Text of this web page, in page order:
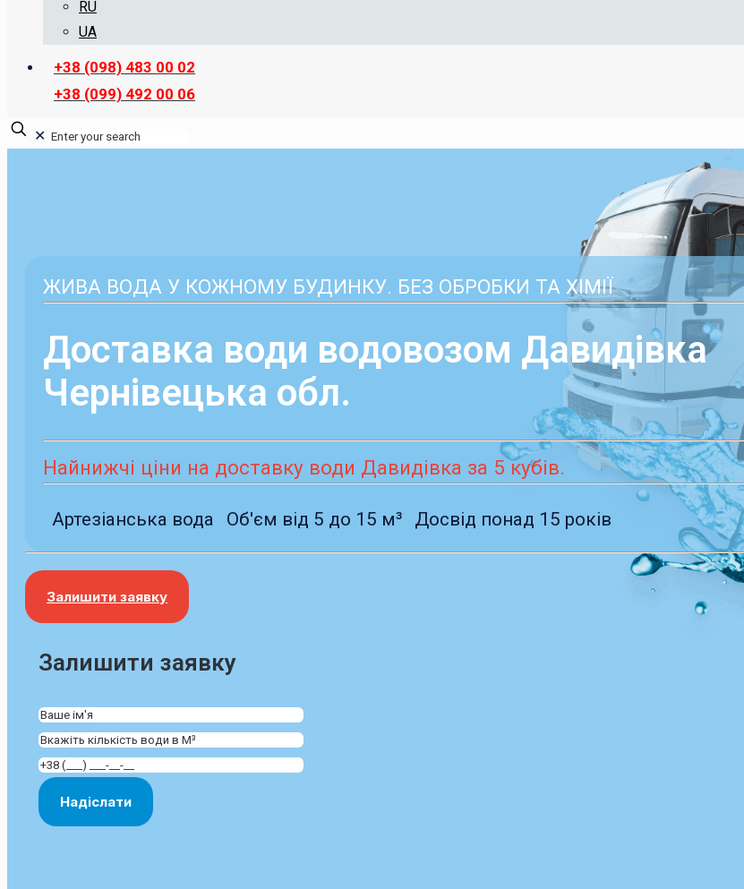
RU
UA
+38 (098) 483 00 02
+38 (099) 492 00 06
✕
ЖИВА ВОДА У КОЖНОМУ БУДИНКУ. БЕЗ ОБРОБКИ ТА ХІМІЇ
Доставка води водовозом Давидівка
Чернівецька обл.
Найнижчі ціни на доставку води Давидівка за 5 кубів.
Артезіанська вода Об'єм від 5 до 15 м³ Досвід понад 15 років
Залишити заявку
Залишити заявку